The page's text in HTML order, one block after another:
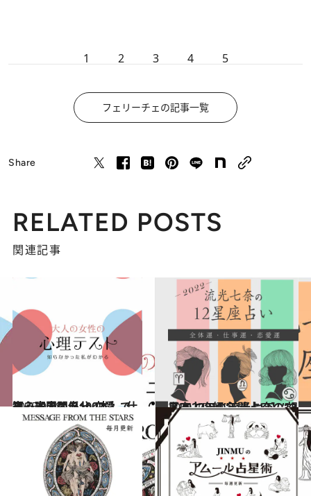
1 2 3 4 5
フェリーチェの記事一覧
Share
RELATED POSTS
関連記事
2025.9.28
【心理テスト100本】で知る本当の自分 恋愛、仕事、人間関係…
占い 2021.12.15
【2022年の年間占い】“視える占い師”流光七奈の12星座占い
占い